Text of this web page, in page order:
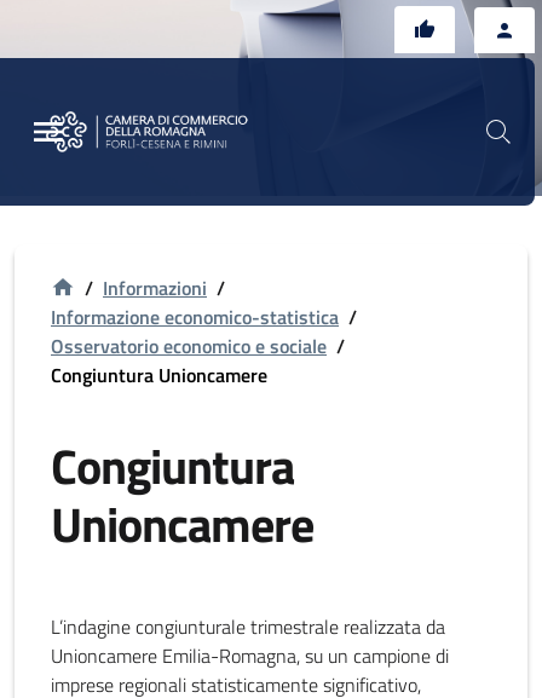
/ Informazioni /
Informazione economico-statistica /
Osservatorio economico e sociale /
Congiuntura Unioncamere
Congiuntura
Unioncamere
L’indagine congiunturale trimestrale realizzata da
Unioncamere Emilia-Romagna, su un campione di
imprese regionali statisticamente significativo,